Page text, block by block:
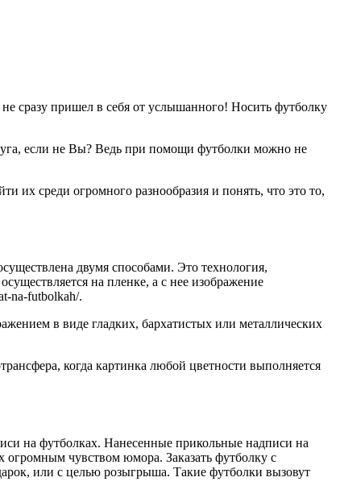
сразу пришел в себя от услышанного! Носить футболку
если не Вы? Ведь при помощи футболки можно не
их среди огромного разнообразия и понять, что это то,
двумя способами. Это технология,
на пленке, а с нее изображение
na-futbolkah/.
в виде гладких, бархатистых или металлических
когда картинка любой цветности выполняется
на футболках. Нанесенные прикольные надписи на
чувством юмора. Заказать футболку с
или с целью розыгрыша. Такие футболки вызовут